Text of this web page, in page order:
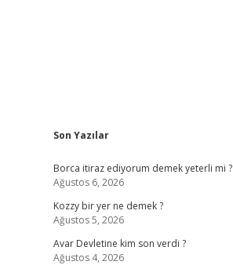
Sidebar
Son Yazılar
Borca itiraz ediyorum demek yeterli mi ?
Ağustos 6, 2026
Kozzy bir yer ne demek ?
Ağustos 5, 2026
Avar Devletine kim son verdi ?
Ağustos 4, 2026